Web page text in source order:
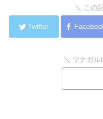
＼ この
Twitter
＼ ツナガル